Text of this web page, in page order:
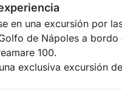
en una excursión por
de Nápoles a bordo
100.
exclusiva excursión
la mágica isla de